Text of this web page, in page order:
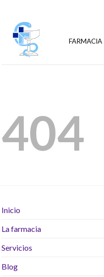
404
Inicio
La farmacia
Servicios
Blog